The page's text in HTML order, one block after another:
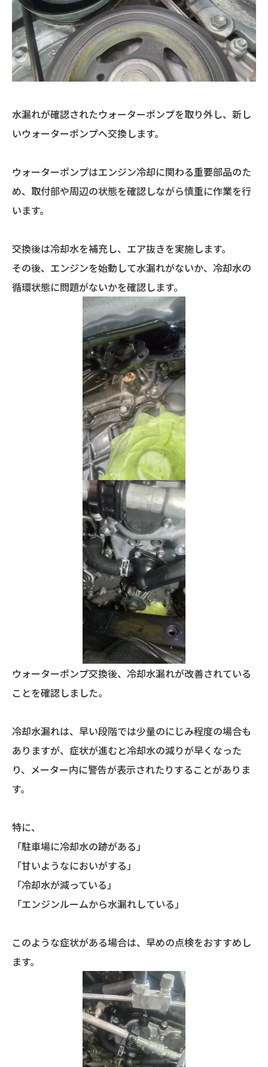
水漏れが確認されたウォーターポンプを取り外し、新し
いウォーターポンプへ交換します。
ウォーターポンプはエンジン冷却に関わる重要部品のた
め、取付部や周辺の状態を確認しながら慎重に作業を行
います。
交換後は冷却水を補充し、エア抜きを実施します。
その後、エンジンを始動して水漏れがないか、冷却水の
循環状態に問題がないかを確認します。
ウォーターポンプ交換後、冷却水漏れが改善されている
ことを確認しました。
冷却水漏れは、早い段階では少量のにじみ程度の場合も
ありますが、症状が進むと冷却水の減りが早くなった
り、メーター内に警告が表示されたりすることがありま
す。
特に、
「駐車場に冷却水の跡がある」
「甘いようなにおいがする」
「冷却水が減っている」
「エンジンルームから水漏れしている」
このような症状がある場合は、早めの点検をおすすめし
ます。